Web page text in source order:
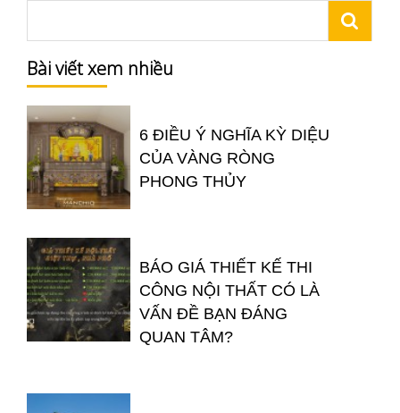
Bài viết xem nhiều
6 ĐIỀU Ý NGHĨA KỲ DIỆU
CỦA VÀNG RÒNG
PHONG THỦY
BÁO GIÁ THIẾT KẾ THI
CÔNG NỘI THẤT CÓ LÀ
VẤN ĐỀ BẠN ĐÁNG
QUAN TÂM?